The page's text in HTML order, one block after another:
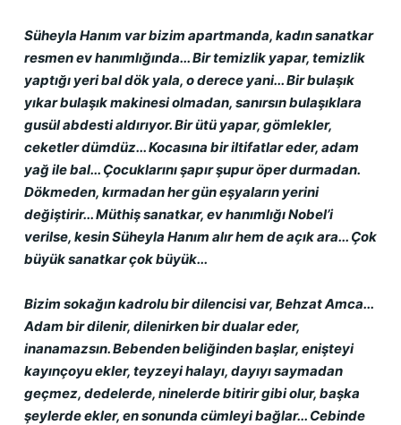
Süheyla Hanım var bizim apartmanda, kadın sanatkar
resmen ev hanımlığında... Bir temizlik yapar, temizlik
yaptığı yeri bal dök yala, o derece yani... Bir bulaşık
yıkar bulaşık makinesi olmadan, sanırsın bulaşıklara
gusül abdesti aldırıyor. Bir ütü yapar, gömlekler,
ceketler dümdüz... Kocasına bir iltifatlar eder, adam
yağ ile bal... Çocuklarını şapır şupur öper durmadan.
Dökmeden, kırmadan her gün eşyaların yerini
değiştirir... Müthiş sanatkar, ev hanımlığı Nobel’i
verilse, kesin Süheyla Hanım alır hem de açık ara... Çok
büyük sanatkar çok büyük...
Bizim sokağın kadrolu bir dilencisi var, Behzat Amca...
Adam bir dilenir, dilenirken bir dualar eder,
inanamazsın. Bebenden beliğinden başlar, enişteyi
kayınçoyu ekler, teyzeyi halayı, dayıyı saymadan
geçmez, dedelerde, ninelerde bitirir gibi olur, başka
şeylerde ekler, en sonunda cümleyi bağlar... Cebinde